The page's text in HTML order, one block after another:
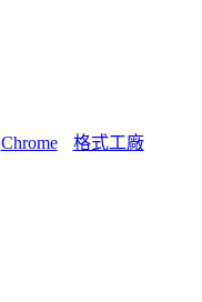
Chrome 格式工廠